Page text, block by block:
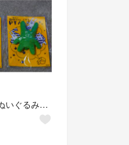
Perfume ぬいぐるみキーホルダーセットです😁